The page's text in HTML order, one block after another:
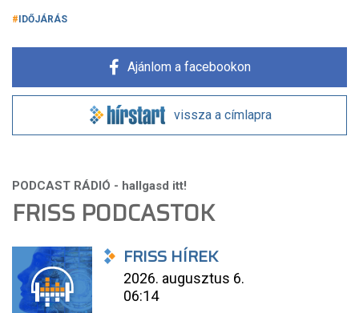
IDŐJÁRÁS
Ajánlom a facebookon
vissza a címlapra
FRISS PODCASTOK
FRISS HÍREK
2026. augusztus 6.
06:14